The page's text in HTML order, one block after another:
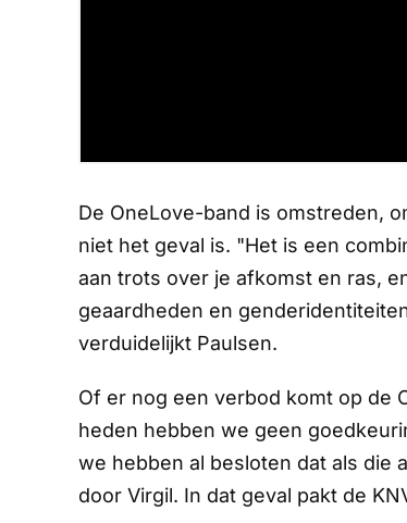
De OneLove-band is omstreden,
niet het geval is. "Het is een
aan trots over je afkomst en ras,
geaardheden en
verduidelijkt Paulsen.
Of er nog een verbod komt op de
heden hebben we geen
we hebben al besloten dat als die
door Virgil. In dat geval pakt de